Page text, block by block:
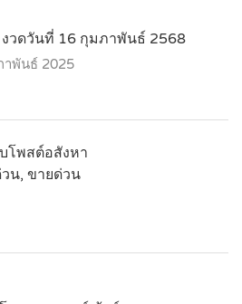
งวดวันที่ 16 กุมภาพันธ์ 2568
าพันธ์ 2025
โพสต์อสังหา
น, ขายด่วน